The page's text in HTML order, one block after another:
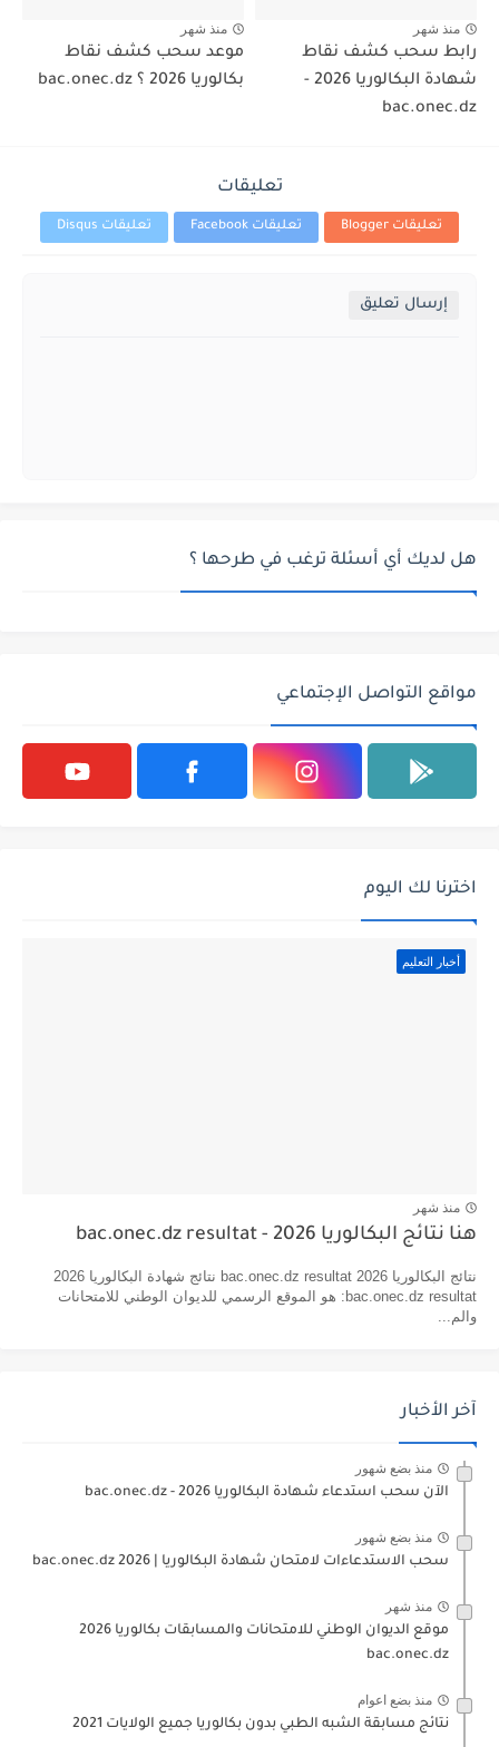
منذ شهر
رابط سحب كشف نقاط
شهادة البكالوريا 2026 -
bac.onec.dz
منذ شهر
موعد سحب كشف نقاط
بكالوريا 2026 ؟ bac.onec.dz
تعليقات
تعليقات Blogger تعليقات Facebook تعليقات Disqus
إرسال تعليق
هل لديك أي أسئلة ترغب في طرحها ؟
مواقع التواصل الإجتماعي
اخترنا لك اليوم
أخبار التعليم
منذ شهر
هنا نتائج البكالوريا 2026 - bac.onec.dz resultat
نتائج البكالوريا 2026 bac.onec.dz resultat نتائج شهادة البكالوريا 2026
bac.onec.dz resultat: هو الموقع الرسمي للديوان الوطني للامتحانات
والم...
آخر الأخبار
منذ بضع شهور
الآن سحب استدعاء شهادة البكالوريا bac.onec.dz - 2026
منذ بضع شهور
سحب الاستدعاءات لامتحان شهادة البكالوريا | 2026 bac.onec.dz
منذ شهر
موقع الديوان الوطني للامتحانات والمسابقات بكالوريا 2026
bac.onec.dz
منذ بضع اعوام
نتائج مسابقة الشبه الطبي بدون بكالوريا جميع الولايات 2021